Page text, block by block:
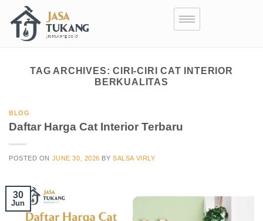
TAG ARCHIVES:CIRI-CIRI CAT INTERIOR
BERKUALITAS
BLOG
Daftar Harga Cat Interior Terbaru
POSTED ON JUNE 30, 2026 BYSALSA VIRLY
30
Jun